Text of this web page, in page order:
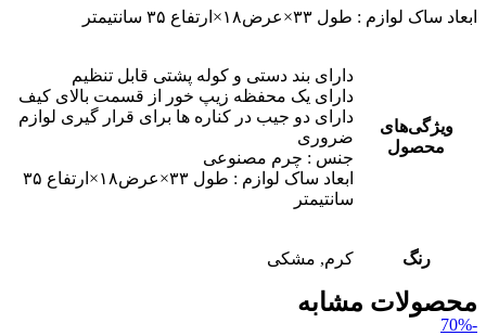
ابعاد ساک لوازم : طول ۳۳×عرض۱۸×ارتفاع ۳۵ سانتیمتر
ویژگی‎‌های
محصول
دارای بند دستی و کوله پشتی قابل تنظیم
دارای یک محفظه زیپ خور از قسمت بالای کیف
دارای دو جیب در کناره ها برای قرار گیری لوازم
ضروری
جنس : چرم مصنوعی
ابعاد ساک لوازم : طول ۳۳×عرض۱۸×ارتفاع ۳۵
سانتیمتر
رنگ کرم, مشکی
محصولات مشابه
-70%